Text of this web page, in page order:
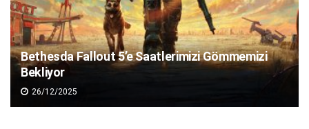
Bethesda Fallout 5’e Saatlerimizi Gömmemizi
Bekliyor
26/12/2025